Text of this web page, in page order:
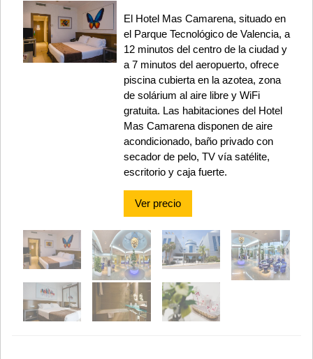
El Hotel Mas Camarena, situado en
el Parque Tecnológico de Valencia, a
12 minutos del centro de la ciudad y
a 7 minutos del aeropuerto, ofrece
piscina cubierta en la azotea, zona
de solárium al aire libre y WiFi
gratuita. Las habitaciones del Hotel
Mas Camarena disponen de aire
acondicionado, baño privado con
secador de pelo, TV vía satélite,
escritorio y caja fuerte.
Ver precio